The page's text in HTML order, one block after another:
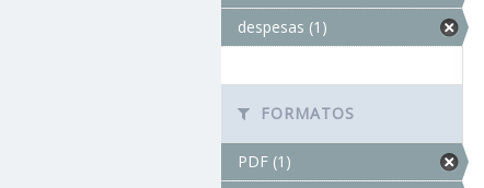
despesas (1)
FORMATOS
PDF (1)